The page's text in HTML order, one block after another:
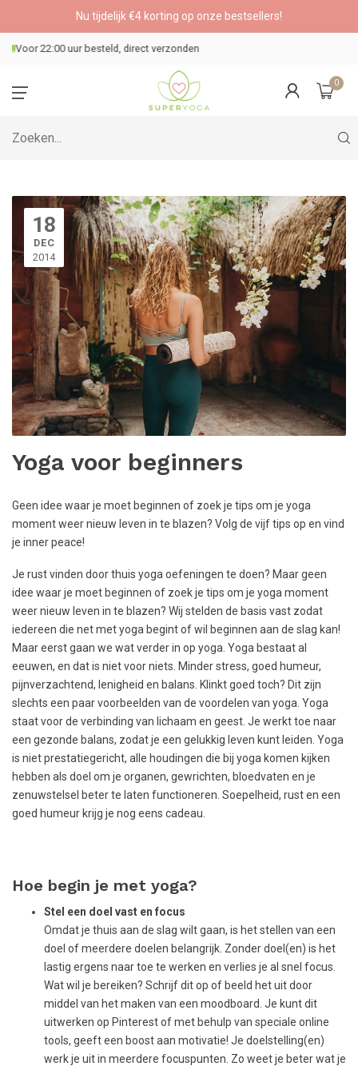
Nu tijdelijk €4 korting op onze bestsellers!
Veilig betalen
0
18
DEC
2014
Yoga voor beginners
Geen idee waar je moet beginnen of zoek je tips om je yoga
moment weer nieuw leven in te blazen? Volg de vijf tips op en vind
je inner peace!
Je rust vinden door thuis yoga oefeningen te doen? Maar geen
idee waar je moet beginnen of zoek je tips om je yoga moment
weer nieuw leven in te blazen? Wij stelden de basis vast zodat
iedereen die net met yoga begint of wil beginnen aan de slag kan!
Maar eerst gaan we wat verder in op yoga. Yoga bestaat al
eeuwen, en dat is niet voor niets. Minder stress, goed humeur,
pijnverzachtend, lenigheid en balans. Klinkt goed toch? Dit zijn
slechts een paar voorbeelden van de voordelen van yoga. Yoga
staat voor de verbinding van lichaam en geest. Je werkt toe naar
een gezonde balans, zodat je een gelukkig leven kunt leiden. Yoga
is niet prestatiegericht, alle houdingen die bij yoga komen kijken
hebben als doel om je organen, gewrichten, bloedvaten en je
zenuwstelsel beter te laten functioneren. Soepelheid, rust en een
goed humeur krijg je nog eens cadeau.
Hoe begin je met yoga?
Stel een doel vast en focus
Omdat je thuis aan de slag wilt gaan, is het stellen van een
doel of meerdere doelen belangrijk. Zonder doel(en) is het
lastig ergens naar toe te werken en verlies je al snel focus.
Wat wil je bereiken? Schrijf dit op of beeld het uit door
middel van het maken van een moodboard. Je kunt dit
uitwerken op Pinterest of met behulp van speciale online
tools, geeft een boost aan motivatie! Je doelstelling(en)
werk je uit in meerdere focuspunten. Zo weet je beter wat je